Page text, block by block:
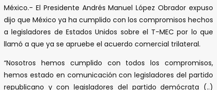
México.- El Presidente Andrés Manuel López Obrador expuso
dijo que México ya ha cumplido con los compromisos hechos
a legisladores de Estados Unidos sobre el T-MEC por lo que
llamó a que ya se apruebe el acuerdo comercial trilateral.
“Nosotros hemos cumplido con todos los compromisos,
hemos estado en comunicación con legisladores del partido
republicano y con legisladores del partido demócrata (..)